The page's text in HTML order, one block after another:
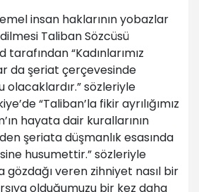
insan haklarının yobazlar
Taliban Sözcüsü
“Kadınlarımız
da şeriat çerçevesinde
sözleriyle
“Taliban’la fikir ayrılığımız
hayata dair kurallarının
şeriata düşmanlık esasında
husumettir.” sözleriyle
gözdağı veren zihniyet nasıl bir
olduğumuzu bir kez daha